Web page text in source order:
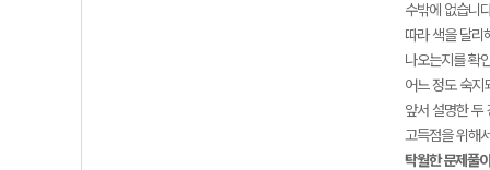
수밖에 없습니
따라 색을 달리
나오는지를 확
어느 정도 숙지
앞서 설명한 두
고득점을 위해
탁월한 문제풀